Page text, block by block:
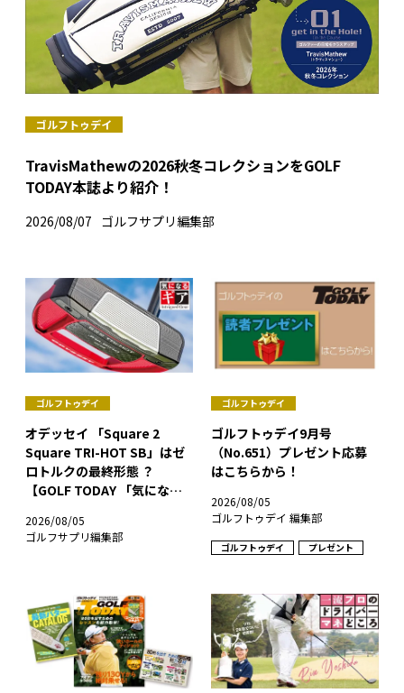
ゴルフトゥデイ
TravisMathewの2026秋冬コレクションをGOLF
TODAY本誌より紹介！
2026/08/07 ゴルフサプリ編集部
ゴルフトゥデイ
オデッセイ 「Square 2
Square TRI-HOT SB」はゼ
ロトルクの最終形態 ？
【GOLF TODAY 「気になる
2026/08/05
ゴルフサプリ編集部
ゴルフトゥデイ
ゴルフトゥデイ9月号
（No.651）プレゼント応募
はこちらから！
2026/08/05
ゴルフトゥデイ 編集部
ゴルフトゥデイ プレゼント